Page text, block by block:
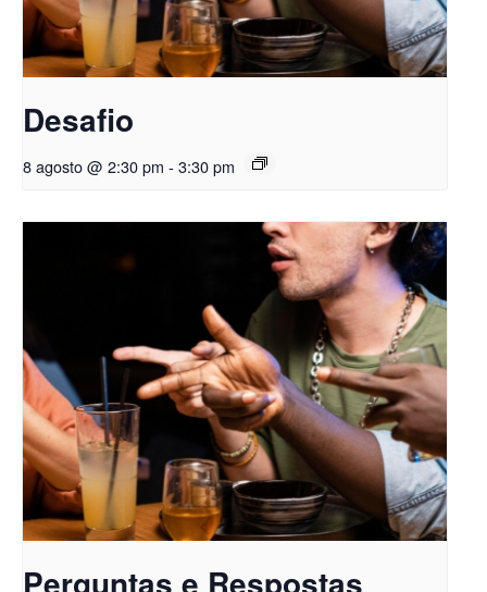
Desafio
8 agosto @ 2:30 pm - 3:30 pm
Perguntas e Respostas